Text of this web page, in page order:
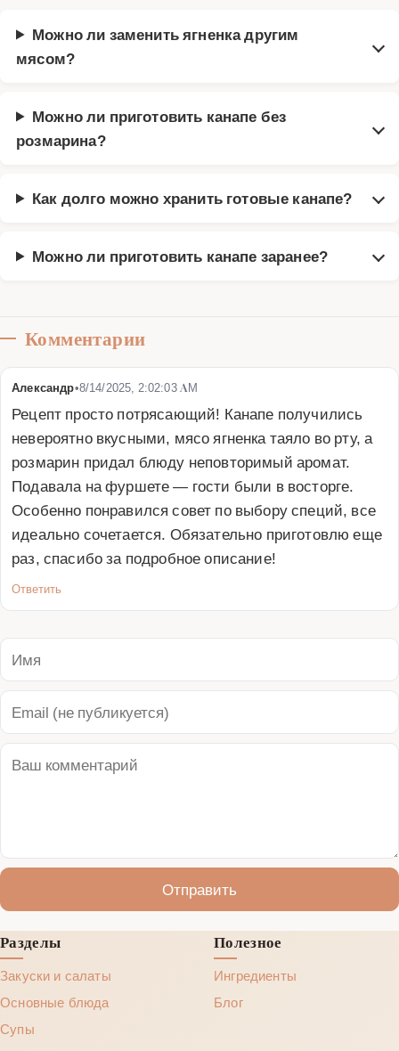
Можно ли заменить ягненка другим
мясом?
Можно ли приготовить канапе без
розмарина?
Как долго можно хранить готовые канапе?
Можно ли приготовить канапе заранее?
Комментарии
Александр•8/14/2025, 2:02:03 AM
Рецепт просто потрясающий! Канапе получились
невероятно вкусными, мясо ягненка таяло во рту, а
розмарин придал блюду неповторимый аромат.
Подавала на фуршете — гости были в восторге.
Особенно понравился совет по выбору специй, все
идеально сочетается. Обязательно приготовлю еще
раз, спасибо за подробное описание!
Ответить
Отправить
Разделы
Закуски и салаты
Основные блюда
Супы
Полезное
Ингредиенты
Блог